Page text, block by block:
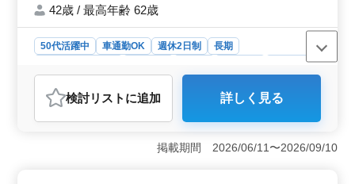
経験を活かしてください
42歳 / 最高年齢 62歳
50代活躍中 車通勤OK 週休2日制
長期
派遣社員
自動車整備士
おすすめポイント
＜中高年活躍の場＞ この求人は中高年の方々が活躍で
きる環境が整っています。ベテランのシニア層も大歓迎
であり、今までの豊富な経験や知識を活かして活躍する
検討リスト に追加 詳しく見る
掲載期間 2026/06/11〜2026/09/10